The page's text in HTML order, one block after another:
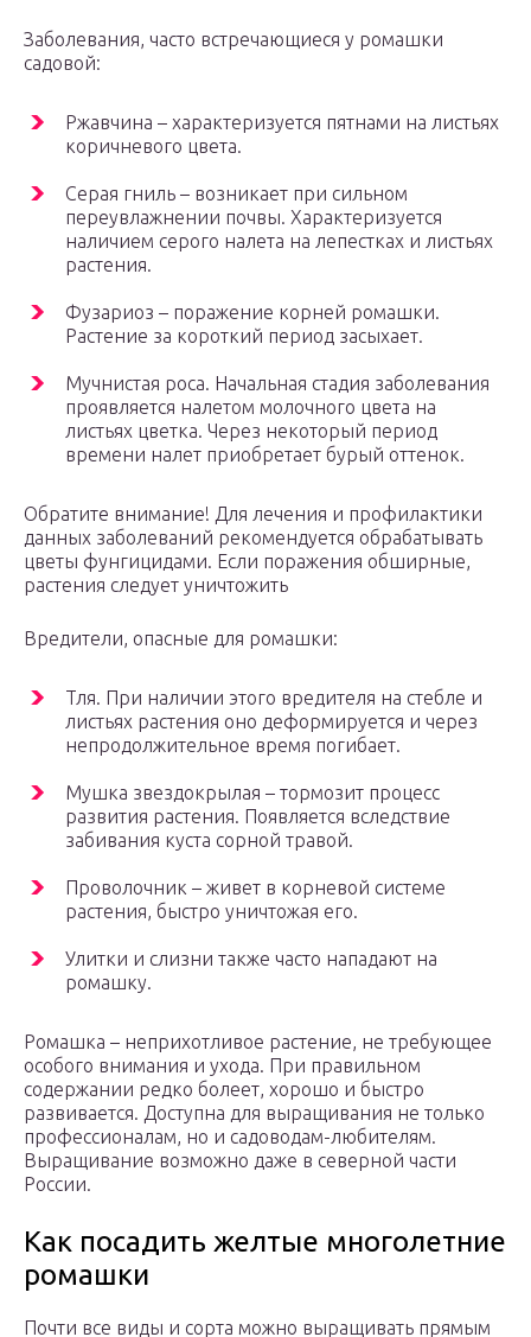
Заболевания, часто встречающиеся у ромашки
садовой:
Ржавчина – характеризуется пятнами на листьях
коричневого цвета.
Серая гниль – возникает при сильном
переувлажнении почвы. Характеризуется
наличием серого налета на лепестках и листьях
растения.
Фузариоз – поражение корней ромашки.
Растение за короткий период засыхает.
Мучнистая роса. Начальная стадия заболевания
проявляется налетом молочного цвета на
листьях цветка. Через некоторый период
времени налет приобретает бурый оттенок.
Обратите внимание! Для лечения и профилактики
данных заболеваний рекомендуется обрабатывать
цветы фунгицидами. Если поражения обширные,
растения следует уничтожить
Вредители, опасные для ромашки:
Тля. При наличии этого вредителя на стебле и
листьях растения оно деформируется и через
непродолжительное время погибает.
Мушка звездокрылая – тормозит процесс
развития растения. Появляется вследствие
забивания куста сорной травой.
Проволочник – живет в корневой системе
растения, быстро уничтожая его.
Улитки и слизни также часто нападают на
ромашку.
Ромашка – неприхотливое растение, не требующее
особого внимания и ухода. При правильном
содержании редко болеет, хорошо и быстро
развивается. Доступна для выращивания не только
профессионалам, но и садоводам-любителям.
Выращивание возможно даже в северной части
России.
Как посадить желтые многолетние
ромашки
Почти все виды и сорта можно выращивать прямым